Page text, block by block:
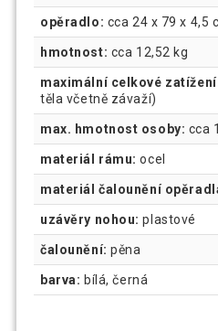
opěradlo: cca 24 x 79 x 4,5
hmotnost: cca 12,52 kg
maximální celkové
těla včetně závaží)
max. hmotnost osoby: cca
materiál rámu: ocel
materiál čalounění
uzávěry nohou: plastové
čalounění: pěna
barva: bílá, černá